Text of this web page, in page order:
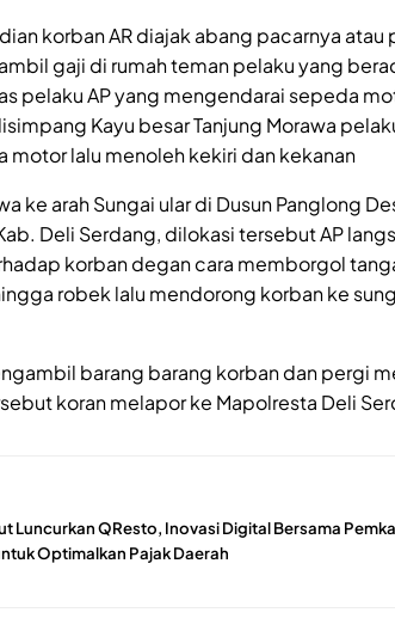
korban AR diajak abang pacarnya atau
gaji di rumah teman pelaku yang
pelaku AP yang mengendarai sepeda
Kayu besar Tanjung Morawa
lalu menoleh kekiri dan kekanan
ke arah Sungai ular di Dusun Panglong
Deli Serdang, dilokasi tersebut AP
korban degan cara memborgol
robek lalu mendorong korban ke
barang barang korban dan pergi
koran melapor ke Mapolresta Deli
Luncurkan QResto, Inovasi Digital Bersama
Optimalkan Pajak Daerah